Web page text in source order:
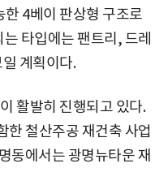
4베이 판상형 구조로
타입에는 팬트리, 드레
계획이다.
활발히 진행되고 있다.
한 철산주공 재건축 사업
동에서는 광명뉴타운 재